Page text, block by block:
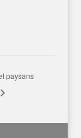
paysans